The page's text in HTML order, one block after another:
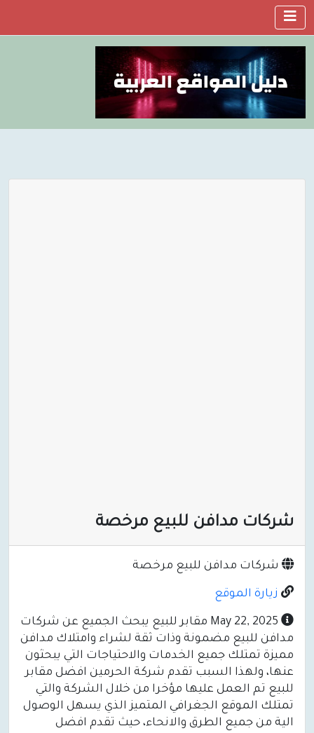
شركات مدافن للبيع مرخصة
شركات مدافن للبيع مرخصة
زيارة الموقع
May 22, 2025 مقابر للبيع يبحث الجميع عن شركات
مدافن للبيع مضمونة وذات ثقة لشراء وامتلاك مدافن
مميزة تمتلك جميع الخدمات والاحتياجات التي يبحثون
عنها، ولهذا السبب تقدم شركة الحرمين افضل مقابر
للبيع تم العمل عليها مؤخرا من خلال الشركة والتي
تمتلك الموقع الجغرافي المتميز الذي يسهل الوصول
الية من جميع الطرق والانحاء، حيث تقدم افضل